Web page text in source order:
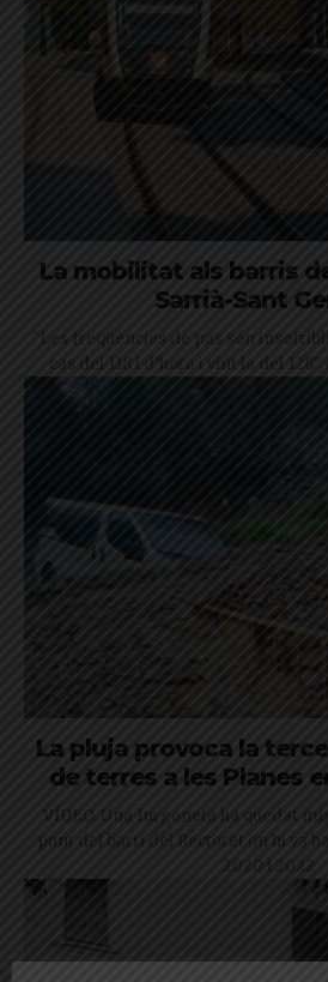
La mobilitat als barris
Sarrià-Sant
"Les freqüències de pas són
cas del 118 i d’hora i vint la del
La pluja provoca la
de terres a les Planes
VÍDEO. Una furgoneta ha quedat
punt del barri del Rectoret on hi va
2020 i 2022